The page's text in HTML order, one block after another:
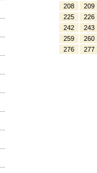
208
209
225
226
242
243
259
260
276
277